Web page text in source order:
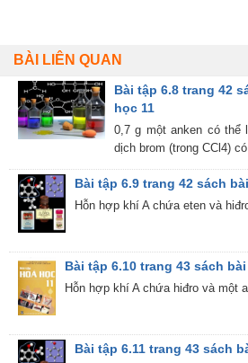
BÀI LIÊN QUAN
Bài tập 6.8 trang 42
học 11
0,7 g một anken có thể
dịch brom (trong CCl4)
Bài tập 6.9 trang 42 sách
Hỗn hợp khí A chứa eten và
Bài tập 6.10 trang 43 sách
Hỗn hợp khí A chứa hiđro và một
Bài tập 6.11 trang 43 sách